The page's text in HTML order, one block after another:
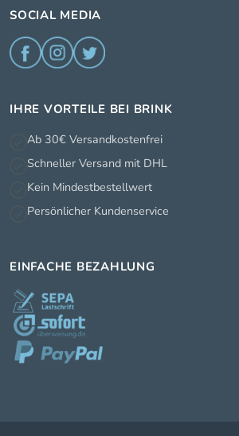
SOCIAL MEDIA
IHRE VORTEILE BEI BRINK
Ab 30€ Versandkostenfrei
Schneller Versand mit DHL
Kein Mindestbestellwert
Persönlicher Kundenservice
EINFACHE BEZAHLUNG